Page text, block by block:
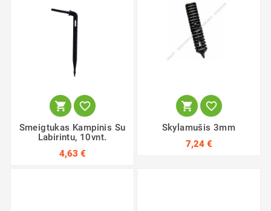
 
Smeigtukas Kampinis Su
Labirintu, 10vnt.
4,63 €
 
Skylamušis 3mm
7,24 €